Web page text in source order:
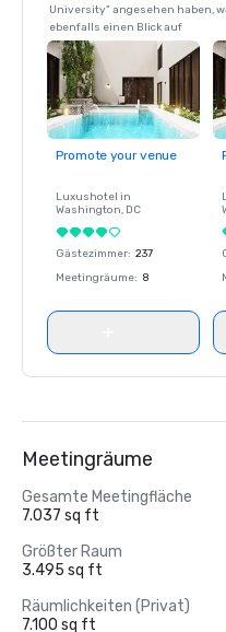
University" angesehen haben,
ebenfalls einen Blick auf
Promote your venue
Luxushotel in
Washington, DC
Gästezimmer: 237
Meetingräume: 8
Meetingräume
Gesamte Meetingfläche
7.037 sq ft
Größter Raum
3.495 sq ft
Räumlichkeiten (Privat)
7.100 sq ft